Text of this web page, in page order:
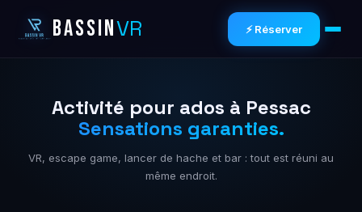
BASSINVR ⚡ Réserver
Activité pour ados à Pessac
Sensations garanties.
VR, escape game, lancer de hache et bar : tout est réuni au
même endroit.